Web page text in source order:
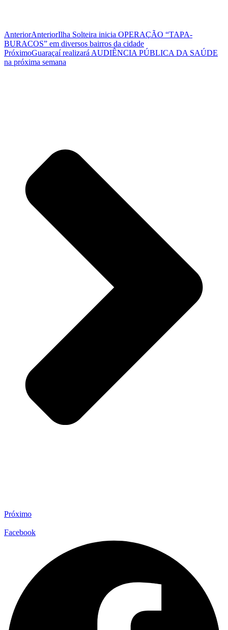
AnteriorAnteriorIlha Solteira inicia OPERAÇÃO “TAPA-
BURACOS” em diversos bairros da cidade
PróximoGuaraçaí realizará AUDIÊNCIA PÚBLICA DA SAÚDE
na próxima semana
Próximo
Facebook